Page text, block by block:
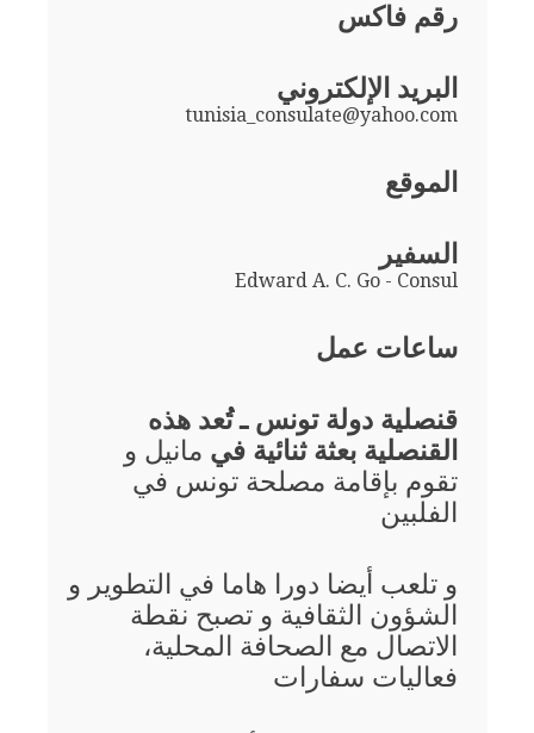
رقم فاكس
البريد الإلكتروني
tunisia_consulate@yahoo.com
الموقع
السفير
Edward A. C. Go - Consul
ساعات عمل
قنصلية دولة تونس ـ تُعد هذه
القنصلية بعثة ثنائية في مانيل و
تقوم بإقامة مصلحة تونس في
الفلبين
و تلعب أيضا دورا هاما في التطوير و
الشؤون الثقافية و تصبح نقطة
الاتصال مع الصحافة المحلية،
فعاليات سفارات